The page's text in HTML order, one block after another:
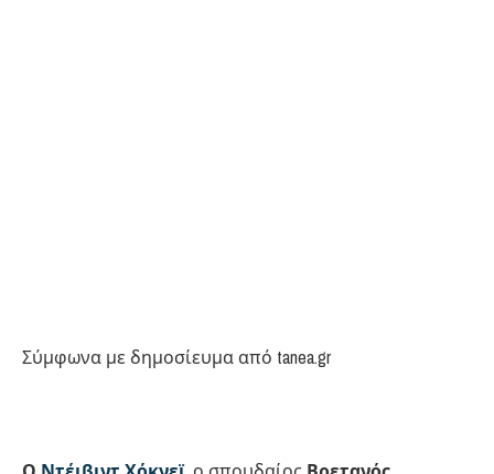
Σύμφωνα με δημοσίευμα από tanea.gr